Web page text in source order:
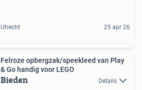
Utrecht 25 apr 26
Felroze opbergzak/speekleed van Play
& Go handig voor LEGO
Bieden Details